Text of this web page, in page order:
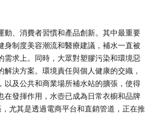
、消費者習慣和產品創新。其中最重要
制度美容潮流和醫療建議，補水一直被
求上。同時，大眾對塑膠污染和環境惡
決方案。環境責任與個人健康的交織，
及公共和商業場所補水站的擴張，使得
發揮作用，水壺已成為日常衣櫥和品牌
尤其是透過電商平台和直銷管道，正在推